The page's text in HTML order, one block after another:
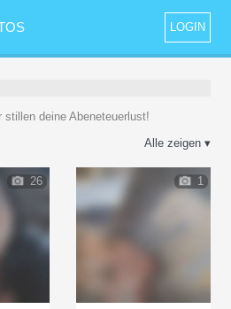
LOGIN
deine Abeneteuerlust!
Alle zeigen ▾
26 1